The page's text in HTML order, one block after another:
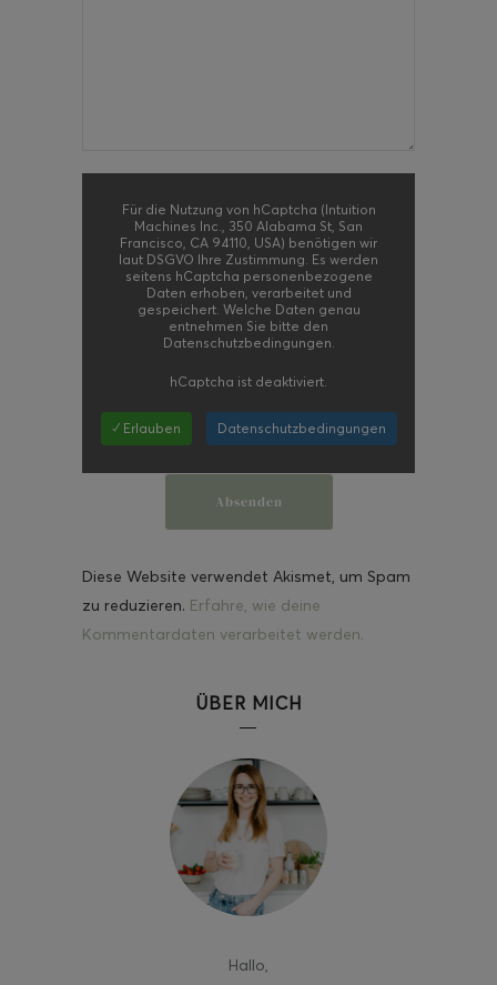
Für die Nutzung von hCaptcha (Intuition
Machines Inc., 350 Alabama St, San
Francisco, CA 94110, USA) benötigen wir
laut DSGVO Ihre Zustimmung. Es werden
seitens hCaptcha personenbezogene
Daten erhoben, verarbeitet und
gespeichert. Welche Daten genau
entnehmen Sie bitte den
Datenschutzbedingungen.
hCaptcha ist deaktiviert.
✓ Erlauben Datenschutzbedingungen
Diese Website verwendet Akismet, um Spam
zu reduzieren. Erfahre, wie deine
Kommentardaten verarbeitet werden.
ÜBER MICH
Hallo,